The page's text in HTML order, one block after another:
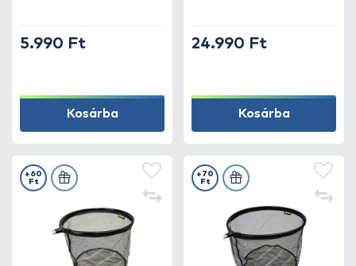
5.990 Ft
Kosárba
24.990 Ft
Kosárba
+60
Ft
+70
Ft